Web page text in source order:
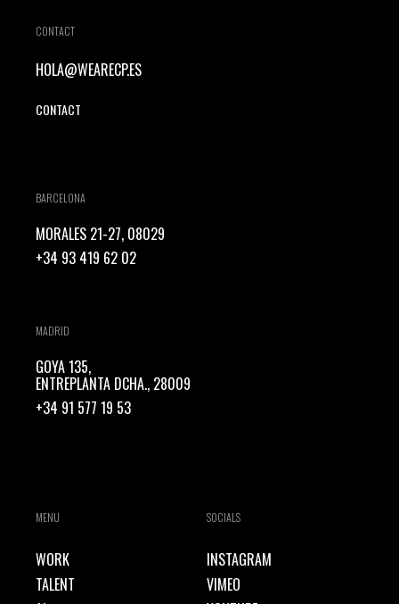
CONTACT
HOLA@WEARECP.ES
CONTACT
BARCELONA
MORALES 21-27, 08029
+34 93 419 62 02
MADRID
GOYA 135,
ENTREPLANTA DCHA., 28009
+34 91 577 19 53
MENU
WORK
TALENT
SOCIALS
INSTAGRAM
VIMEO